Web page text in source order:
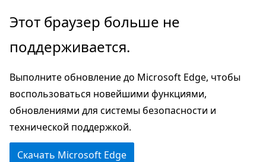
Пропустить
перейти
основному
содержимому
Этот браузер больше не
поддерживается.
Выполните обновление до Microsoft Edge, чтобы
воспользоваться новейшими функциями,
обновлениями для системы безопасности и
технической поддержкой.
Скачать Microsoft Edge